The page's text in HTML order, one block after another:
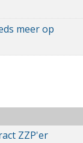
meer op
ZZP'er